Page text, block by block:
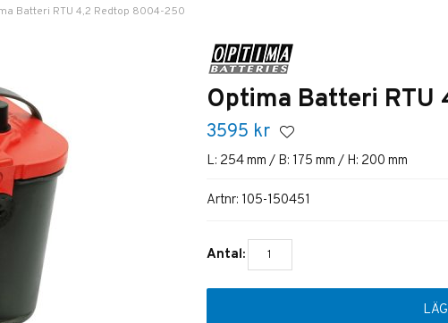
Batteri RTU 4,2 Redtop 8004-250
Optima Batteri
3595 kr
L: 254 mm / B: 175 mm / H: 200 mm
Artnr: 105-150451
Antal: